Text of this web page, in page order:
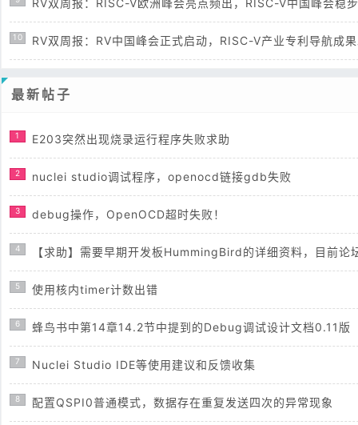
10 RV双周报：RV中国峰会正式启动，RISC-V产业专利导航
最新帖子
1 E203突然出现烧录运行程序失败求助
2 nuclei studio调试程序，openocd链接gdb失败
3 debug操作，OpenOCD超时失败！
4 【求助】需要早期开发板HummingBird的详细资料，目前
5 使用核内timer计数出错
6 蜂鸟书中第14章14.2节中提到的Debug调试设计文档0.11
7 Nuclei Studio IDE等使用建议和反馈收集
8 配置QSPI0普通模式，数据存在重复发送四次的异常现象